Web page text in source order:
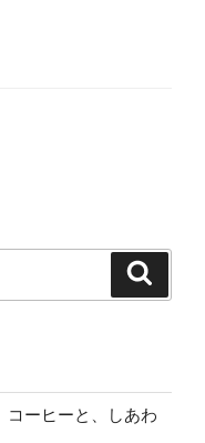
ーヒーと、しあわ